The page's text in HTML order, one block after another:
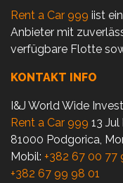
Rent a Car 999 iist
Anbieter mit
verfügbare Flotte
KONTAKT INFO
I&J World Wide
Rent a Car 999 13 Jul
81000 Podgorica,
Mobil: +382 67 00 77
+382 67 99 98 01